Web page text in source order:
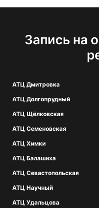
Запись на
АТЦ Дмитровка
АТЦ Долгопрудный
АТЦ Щёлковская
АТЦ Семеновская
АТЦ Химки
АТЦ Балашиха
АТЦ Севастопольская
АТЦ Научный
АТЦ Удальцова